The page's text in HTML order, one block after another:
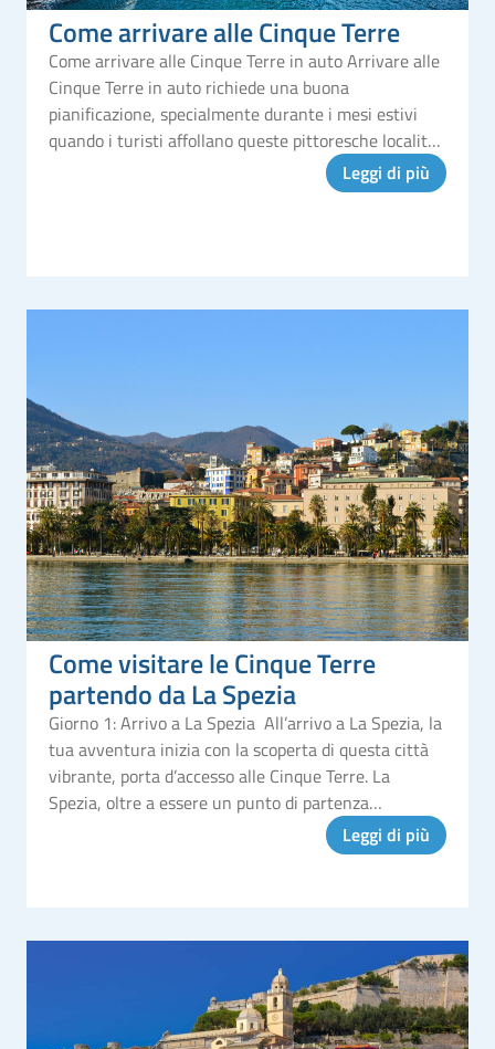
Come arrivare alle Cinque Terre
Come arrivare alle Cinque Terre in auto Arrivare alle
Cinque Terre in auto richiede una buona
pianificazione, specialmente durante i mesi estivi
quando i turisti affollano queste pittoresche località.
Anche se le Cinque Terre sono più accessibili tramite
Leggi di più
Come visitare le Cinque Terre
partendo da La Spezia
Giorno 1: Arrivo a La Spezia All’arrivo a La Spezia, la
tua avventura inizia con la scoperta di questa città
vibrante, porta d’accesso alle Cinque Terre. La
Spezia, oltre a essere un punto di partenza
strategico, ha molto da offrire, per questo tiLeggi di più